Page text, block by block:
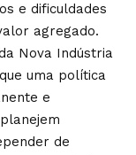
e dificuldades
agregado.
Nova Indústria
uma política
e
de